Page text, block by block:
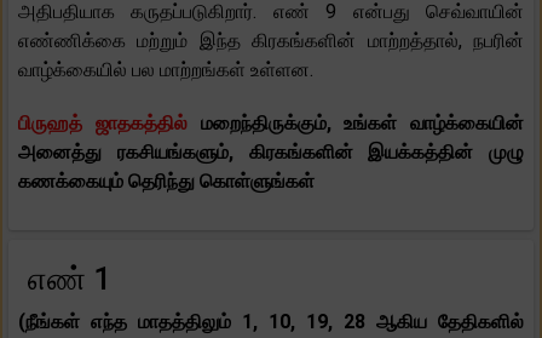
அதிபதியாக கருதப்படுகிறார். எண் 9 என்பது செவ்வாயின்
எண்ணிக்கை மற்றும் இந்த கிரகங்களின் மாற்றத்தால், நபரின்
வாழ்க்கையில் பல மாற்றங்கள் உள்ளன.
பிருஹத் ஜாதகத்தில்மறைந்திருக்கும், உங்கள் வாழ்க்கையின்
அனைத்து ரகசியங்களும், கிரகங்களின் இயக்கத்தின் முழு
கணக்கையும் தெரிந்து கொள்ளுங்கள்
எண் 1
(நீங்கள் எந்த மாதத்திலும் 1, 10, 19, 28 ஆகிய தேதிகளில்